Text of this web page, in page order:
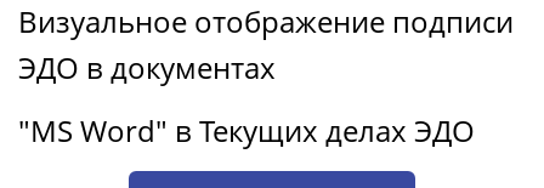
Визуальное отображение подписи
ЭДО в документах
"MS Word" в Текущих делах ЭДО